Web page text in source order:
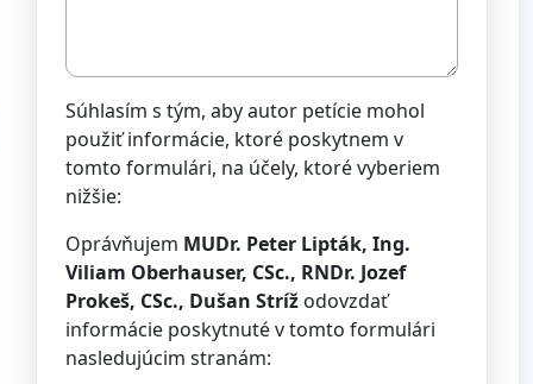
Súhlasím s tým, aby autor petície mohol
použiť informácie, ktoré poskytnem v
tomto formulári, na účely, ktoré vyberiem
nižšie:
Oprávňujem MUDr. Peter Lipták, Ing.
Viliam Oberhauser, CSc., RNDr. Jozef
Prokeš, CSc., Dušan Stríž odovzdať
informácie poskytnuté v tomto formulári
nasledujúcim stranám: